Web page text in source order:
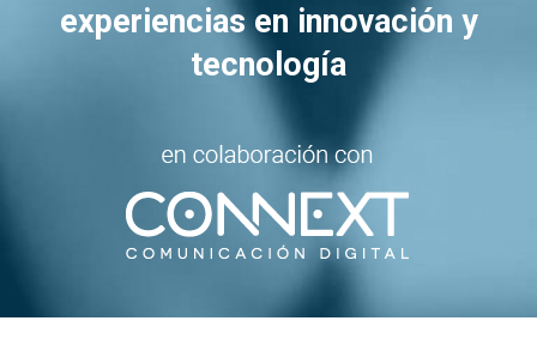
experiencias en innovación y
tecnología